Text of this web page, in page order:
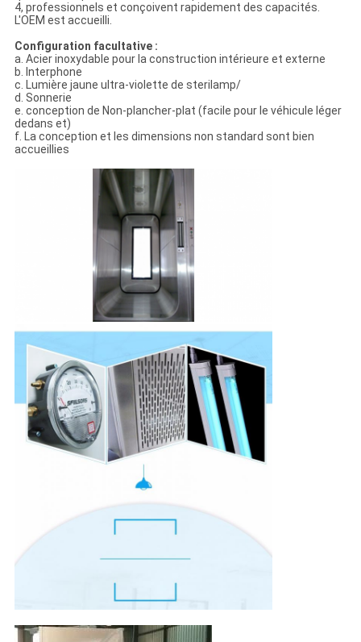
4, professionnels et conçoivent rapidement des capacités.
L'OEM est accueilli.
Configuration facultative :
a. Acier inoxydable pour la construction intérieure et externe
b. Interphone
c. Lumière jaune ultra-violette de sterilamp/
d. Sonnerie
e. conception de Non-plancher-plat (facile pour le véhicule léger
dedans et)
f. La conception et les dimensions non standard sont bien
accueillies